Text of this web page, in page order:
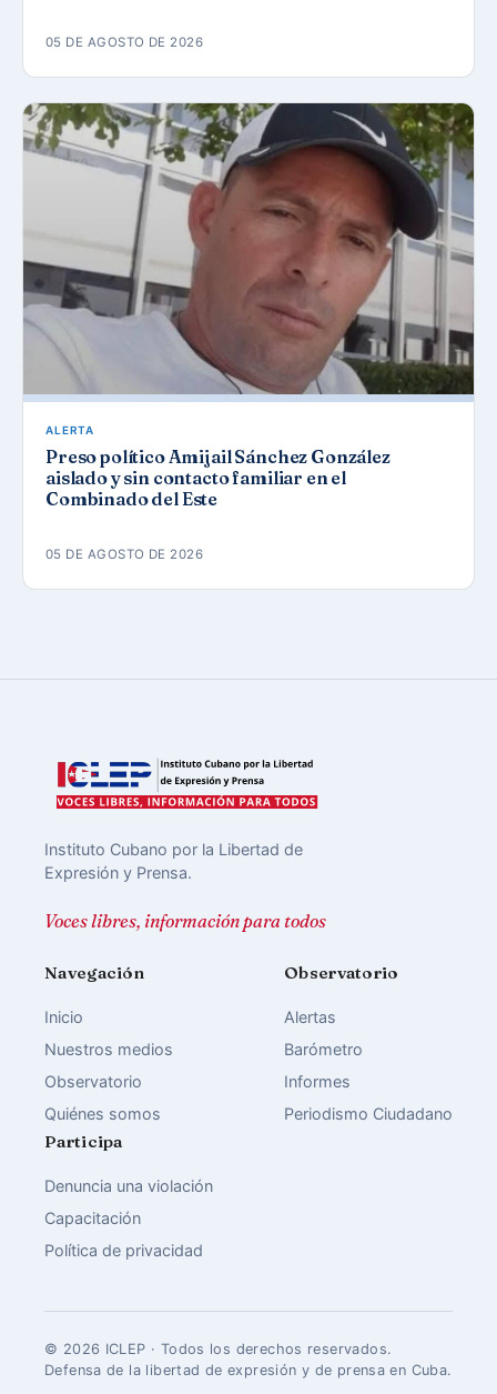
05 DE AGOSTO DE 2026
ALERTA
Preso político Amijail Sánchez González
aislado y sin contacto familiar en el
Combinado del Este
05 DE AGOSTO DE 2026
Instituto Cubano por la Libertad de
Expresión y Prensa.
Voces libres, información para todos
Navegación
Inicio
Nuestros medios
Observatorio
Quiénes somos
Observatorio
Alertas
Barómetro
Informes
Periodismo Ciudadano
Participa
Denuncia una violación
Capacitación
Política de privacidad
© 2026 ICLEP · Todos los derechos reservados.
Defensa de la libertad de expresión y de prensa en Cuba.